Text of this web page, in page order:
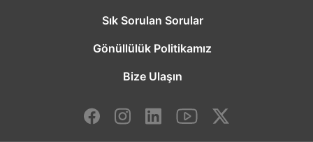
Sık Sorulan Sorular
Gönüllülük Politikamız
Bize Ulaşın